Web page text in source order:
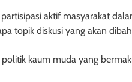
aktif masyarakat
topik diskusi yang akan
kaum muda yang